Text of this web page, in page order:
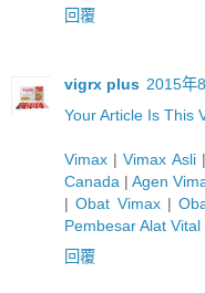
回覆
vigrx plus 2015年
YourArticle Is This
Vimax |Vimax Asli|
Canada |Agen
|Obat Vimax|
Pembesar Alat Vital
回覆